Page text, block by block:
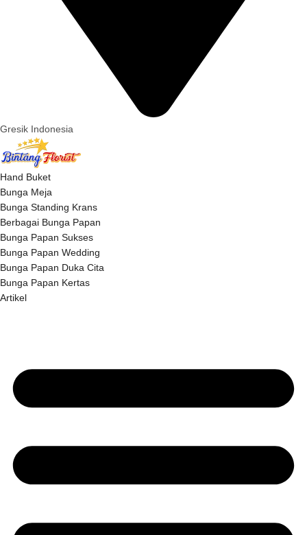
Gresik Indonesia
Hand Buket
Bunga Meja
Bunga Standing Krans
Berbagai Bunga Papan
Bunga Papan Sukses
Bunga Papan Wedding
Bunga Papan Duka Cita
Bunga Papan Kertas
Artikel